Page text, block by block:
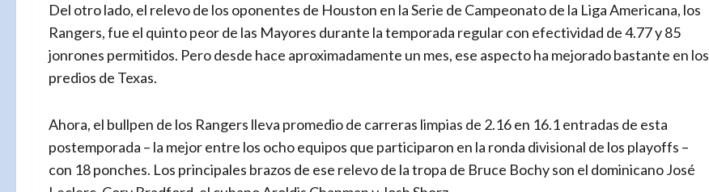
Del otro lado, el relevo de los oponentes de Houston en la Serie de Campeonato de la Liga Americana, los
Rangers, fue el quinto peor de las Mayores durante la temporada regular con efectividad de 4.77 y 85
jonrones permitidos. Pero desde hace aproximadamente un mes, ese aspecto ha mejorado bastante en los
predios de Texas.
Ahora, el bullpen de los Rangers lleva promedio de carreras limpias de 2.16 en 16.1 entradas de esta
postemporada – la mejor entre los ocho equipos que participaron en la ronda divisional de los playoffs –
con 18 ponches. Los principales brazos de ese relevo de la tropa de Bruce Bochy son el dominicano José